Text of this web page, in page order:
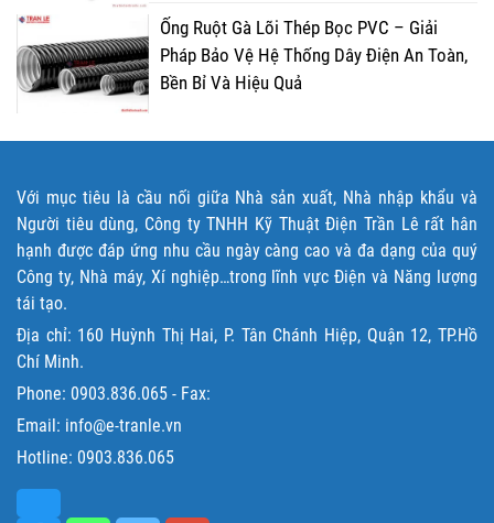
Ống Ruột Gà Lõi Thép Bọc PVC – Giải
Pháp Bảo Vệ Hệ Thống Dây Điện An Toàn,
Bền Bỉ Và Hiệu Quả
Với mục tiêu là cầu nối giữa Nhà sản xuất, Nhà nhập khẩu và
Người tiêu dùng, Công ty TNHH Kỹ Thuật Điện Trần Lê rất hân
hạnh được đáp ứng nhu cầu ngày càng cao và đa dạng của quý
Công ty, Nhà máy, Xí nghiệp…trong lĩnh vực Điện và Năng lượng
tái tạo.
Địa chỉ: 160 Huỳnh Thị Hai, P. Tân Chánh Hiệp, Quận 12, TP.Hồ
Chí Minh.
Phone: 0903.836.065 - Fax:
Email: info@e-tranle.vn
Hotline: 0903.836.065